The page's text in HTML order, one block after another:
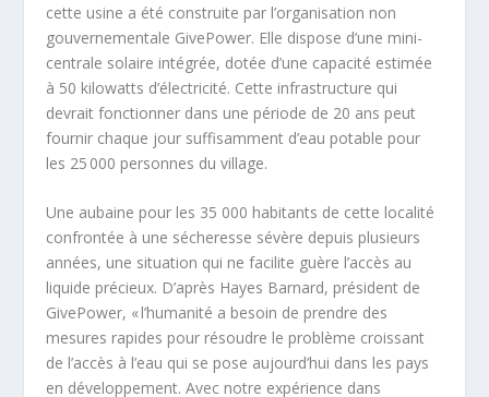
cette usine a été construite par l’organisation non
gouvernementale GivePower. Elle dispose d’une mini-
centrale solaire intégrée, dotée d’une capacité estimée
à 50 kilowatts d’électricité. Cette infrastructure qui
devrait fonctionner dans une période de 20 ans peut
fournir chaque jour suffisamment d’eau potable pour
les 25 000 personnes du village.
Une aubaine pour les 35 000 habitants de cette localité
confrontée à une sécheresse sévère depuis plusieurs
années, une situation qui ne facilite guère l’accès au
liquide précieux. D’après Hayes Barnard, président de
GivePower, « l’humanité a besoin de prendre des
mesures rapides pour résoudre le problème croissant
de l’accès à l’eau qui se pose aujourd’hui dans les pays
en développement. Avec notre expérience dans